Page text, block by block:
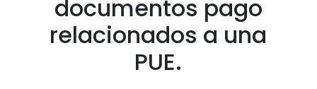
documentos pago
relacionados a una
PUE.